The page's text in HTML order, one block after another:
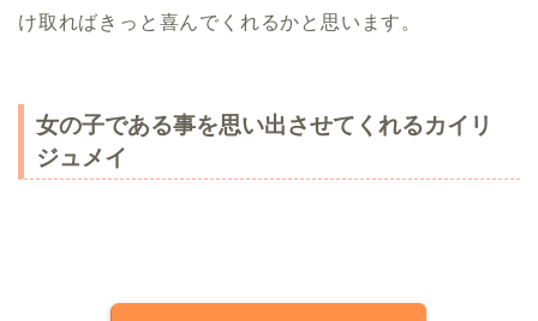
け取ればきっと喜んでくれるかと思います。
女の子である事を思い出させてくれるカイリ
ジュメイ